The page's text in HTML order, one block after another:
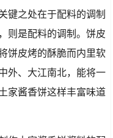
键之处在于配料的调制
则是配料的调制。饼皮
饼皮烤的酥脆而内里软
外、大江南北，能将一
家酱香饼这样丰富味道